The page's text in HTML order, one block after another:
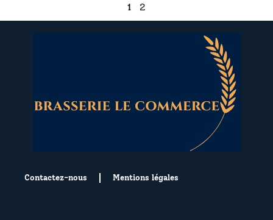
1 2
Contactez-nous Mentions légales